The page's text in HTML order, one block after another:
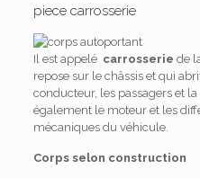
piece carrosserie
Il est appelé carrosserie de
repose sur le châssis et qui
conducteur, les passagers et la
également le moteur et les
mécaniques du véhicule.
Corps selon construction